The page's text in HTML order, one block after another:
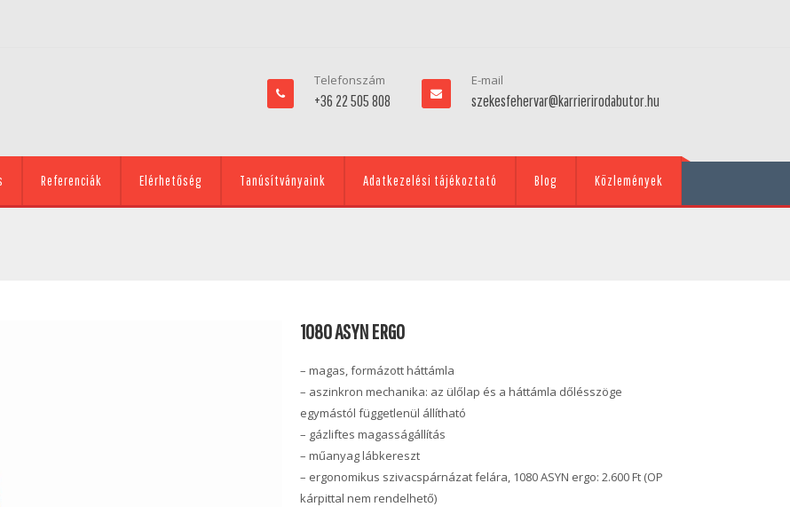
Telefonszám
+36 22 505 808
E-mail
szekesfehervar@karrierirodabutor.hu
Referenciák Elérhetőség Tanúsítványaink Adatkezelési tájékoztató Blog Közlemények
1080 ASYN ERGO
– magas, formázott háttámla
– aszinkron mechanika: az ülőlap és a háttámla dőlésszöge
egymástól függetlenül állítható
– gázliftes magasságállítás
– műanyag lábkereszt
– ergonomikus szivacspárnázat felára, 1080 ASYN ergo: 2.600 Ft (OP
kárpittal nem rendelhető)